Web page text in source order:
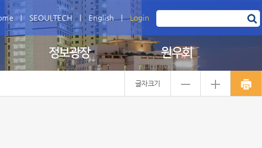
| SEOULTECH | English | Login
정보광장 원우회
글자크기